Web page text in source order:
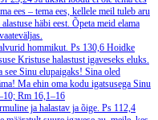
ees – tema ees, kellele meil tuleb aru
häbi eest. Õpeta meid elama
hommikut. Ps 130,6 Hoidke
Kristuse halastust igaveseks eluks.
Sinu elupaigaks! Sina oled
Ma ehin oma kodu igatsusega Sinu
Rm 16,1–16
ja halastav ja õige. Ps 112,4